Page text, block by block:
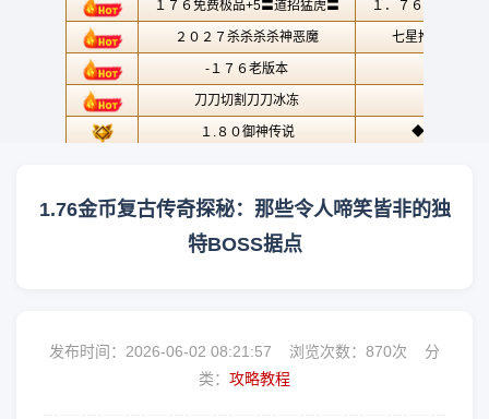
1.76金币复古传奇探秘：那些令人啼笑皆非的独
特BOSS据点
发布时间：2026-06-02 08:21:57 浏览次数： 870次 分
类： 攻略教程